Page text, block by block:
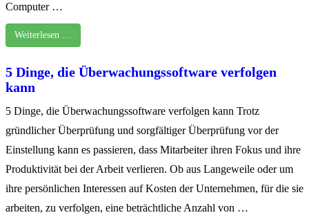
Computer …
Weiterlesen …
5 Dinge, die Überwachungssoftware verfolgen
kann
5 Dinge, die Überwachungssoftware verfolgen kann Trotz
gründlicher Überprüfung und sorgfältiger Überprüfung vor der
Einstellung kann es passieren, dass Mitarbeiter ihren Fokus und ihre
Produktivität bei der Arbeit verlieren. Ob aus Langeweile oder um
ihre persönlichen Interessen auf Kosten der Unternehmen, für die sie
arbeiten, zu verfolgen, eine beträchtliche Anzahl von …